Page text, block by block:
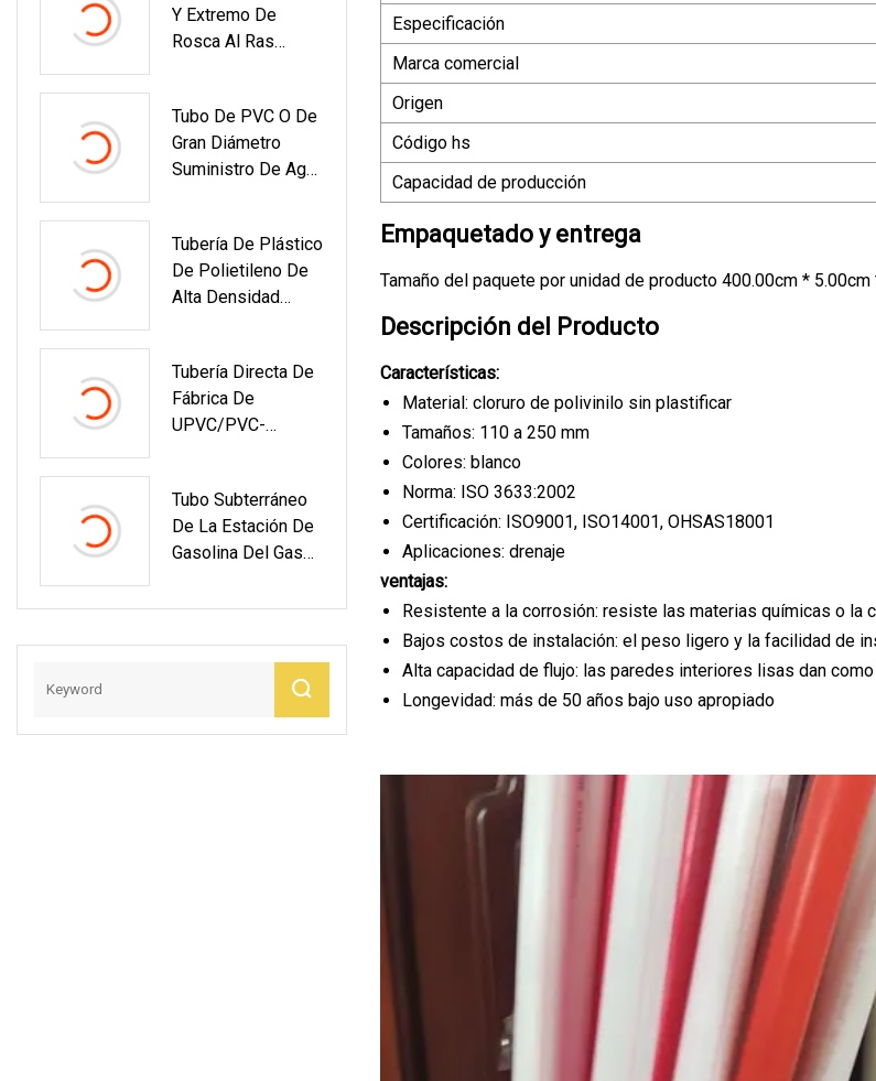
Y Extremo De
Rosca Al Ras
Tubería De Pantalla
Color Azul Para El
Mercado De África,
Tubo De PVC O De
Gran Diámetro
Suministro De Agua
Tubos De PVC De
Plastick
Tubería De Plástico
De Polietileno De
Alta Densidad
Extrusión De Gran
Tamaño De 1500
Mm Para
Tubería Directa De
Fábrica De
UPVC/PVC-
Tubo Subterráneo
De La Estación De
Gasolina Del Gas
Venta Directa De
Especificación
Marca comercial
Origen
Código hs
Capacidad de producción
Empaquetado y entrega
Tamaño del paquete por unidad de producto 400.00cm *
Descripción del Producto
Características:
Material: cloruro de polivinilo sin plastificar
Tamaños: 110 a 250 mm
Colores: blanco
Norma: ISO 3633:2002
Certificación: ISO9001, ISO14001, OHSAS18001
Aplicaciones: drenaje
ventajas:
Resistente a la corrosión: resiste las materias químicas o la
Bajos costos de instalación: el peso ligero y la facilidad de
Alta capacidad de flujo: las paredes interiores lisas dan
Longevidad: más de 50 años bajo uso apropiado